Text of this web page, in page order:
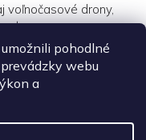
pohodlné
webu
a
voľnočasové drony,